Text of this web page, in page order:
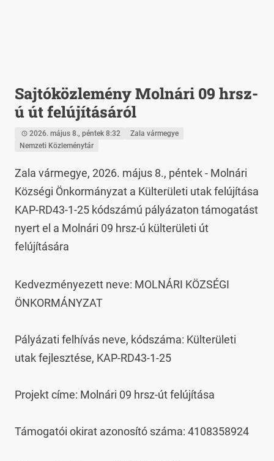
Sajtóközlemény Molnári 09 hrsz-
ú út felújításáról
2026. május 8., péntek 8:32
Zala vármegye
Nemzeti Közleménytár
Zala vármegye, 2026. május 8., péntek - Molnári
Községi Önkormányzat a Külterületi utak felújítása
KAP-RD43-1-25 kódszámú pályázaton támogatást
nyert el a Molnári 09 hrsz-ú külterületi út
felújítására
Kedvezményezett neve: MOLNÁRI KÖZSÉGI
ÖNKORMÁNYZAT
Pályázati felhívás neve, kódszáma: Külterületi
utak fejlesztése, KAP-RD43-1-25
Projekt címe: Molnári 09 hrsz-út felújítása
Támogatói okirat azonosító száma: 4108358924